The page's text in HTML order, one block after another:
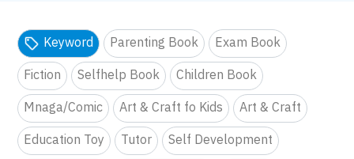
Keyword Parenting Book
Exam Book
Fiction
Selfhelp Book
Children Book
Mnaga/Comic
Art & Craft fo Kids
Art & Craft
Education Toy
Tutor
Self Development